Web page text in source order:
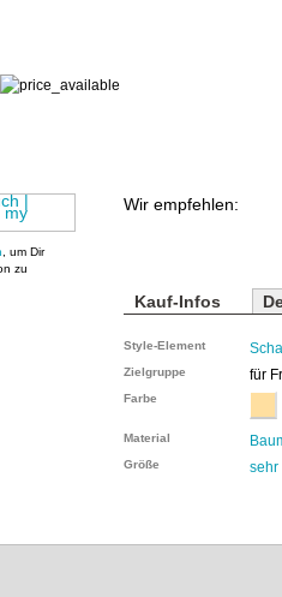
, um Dir
zu
Wir empfehlen:
Kauf-Infos
Style-Element
Zielgruppe für
Farbe
Material
Größe sehr